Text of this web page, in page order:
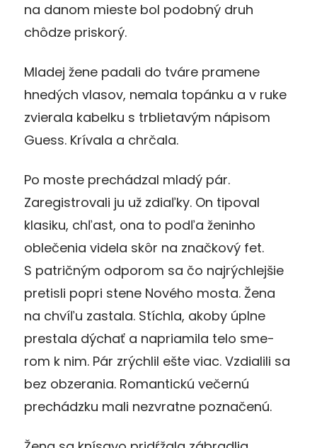
na danom mieste bol podobný druh
chôdze priskorý.
Mladej žene padali do tváre pramene
hnedých vlasov, ne­ma­la topánku a v ruke
zvierala kabelku s trblietavým nápisom
Guess. Krívala a chrčala.
Po moste prechádzal mladý pár.
Zaregistrovali ju už zdiaľky. On tipoval
klasiku, chľast, ona to podľa ženinho
oblečenia vi­dela skôr na značkový fet.
S patričným odporom sa čo naj­rých­lejšie
pretisli popri stene Nového mosta. Žena
na chvíľu za­sta­la. Stích­la, akoby úplne
prestala dýchať a napriamila telo sme­
rom k nim. Pár zrýchlil ešte viac. Vzdialili sa
bez obzera­nia. Ro­mantickú večernú
prechádzku mali nezvratne poznačenú.